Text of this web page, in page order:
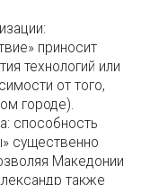
приносит
технологий или
от того,
городе).
способность
существенно
Македонии
также